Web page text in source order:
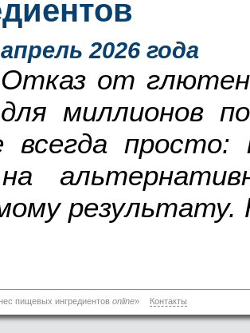
апрель 2026 года
Отказ от
для миллионов
всегда просто:
результату.
пищевых ингредиентов online» Контакты